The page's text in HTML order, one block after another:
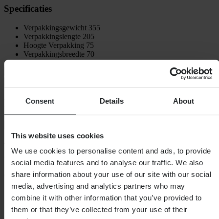
Consent Details About
This website uses cookies
We use cookies to personalise content and ads, to provide
social media features and to analyse our traffic. We also
share information about your use of our site with our social
media, advertising and analytics partners who may
combine it with other information that you’ve provided to
them or that they’ve collected from your use of their
Specificaties
Verpakkingsgewicht 355
Verpakkingslengte 205
Hoogte Verpakking 75
Verpakkingsbreedte 70
Klantenbeoordelingen (106)
Gebaseerd op 106 beoordelingen
83
4